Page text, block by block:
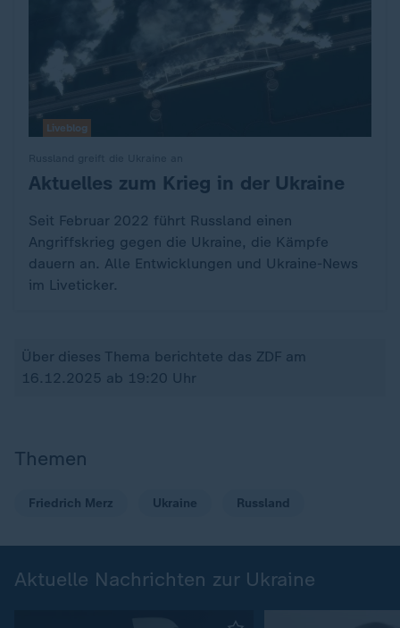
:
Aktuelles zum Krieg in der Ukraine
Seit Februar 2022 führt Russland einen
Angriffskrieg gegen die Ukraine, die Kämpfe
dauern an. Alle Entwicklungen und Ukraine-News
im Liveticker.
Liveblog
Über dieses Thema berichtete das ZDF am
16.12.2025 ab 19:20 Uhr
Themen
Friedrich Merz Ukraine Russland
Aktuelle Nachrichten zur Ukraine